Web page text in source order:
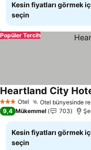
Kesin fiyatları görmek
seçin
Popüler Tercih
3 YıldızOtel Otel bünyesinde
Heartland City
9,4 Mükemmel 703
Kesin fiyatları görmek
seçin